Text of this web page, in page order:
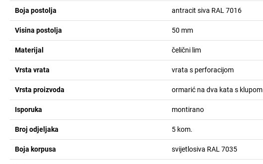
Boja postolja antracit siva RAL 7016
Visina postolja 50 mm
Materijal čelični lim
Vrsta vrata vrata s perforacijom
Vrsta proizvoda ormarić na dva kata s klupom
Isporuka montirano
Broj odjeljaka 5 kom.
Boja korpusa svijetlosiva RAL 7035